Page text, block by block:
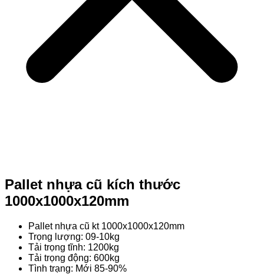
Pallet nhựa cũ kích thước
1000x1000x120mm
Pallet nhựa cũ kt 1000x1000x120mm
Trọng lượng: 09-10kg
Tải trọng tĩnh: 1200kg
Tải trọng động: 600kg
Tình trạng: Mới 85-90%